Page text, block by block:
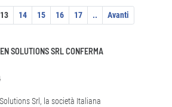
13 14 15 16 17 .. Avanti
SOLUTIONS SRL CONFERMA
Srl, la società Italiana